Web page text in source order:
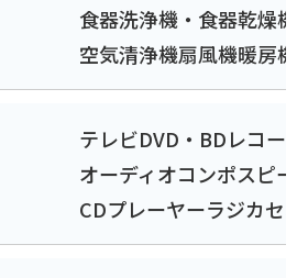
食器洗浄機・食器乾燥機
空気清浄機扇風機暖房機
テレビDVD・BDレコー
オーディオコンポスピー
CDプレーヤーラジカセ